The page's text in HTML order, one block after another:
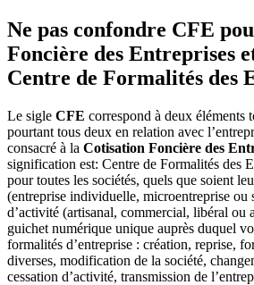
Ne pas confondre CFE
Foncière des Entreprises
Centre de Formalités des
Le sigle CFE correspond à deux éléments
pourtant tous deux en relation avec
consacré à la Cotisation Foncière des
signification est: Centre de Formalités des
pour toutes les sociétés, quels que soient
(entreprise individuelle, microentreprise ou
d’activité (artisanal, commercial, libéral ou
guichet numérique unique auprès duquel
formalités d’entreprise : création, reprise,
diverses, modification de la société,
cessation d’activité, transmission de